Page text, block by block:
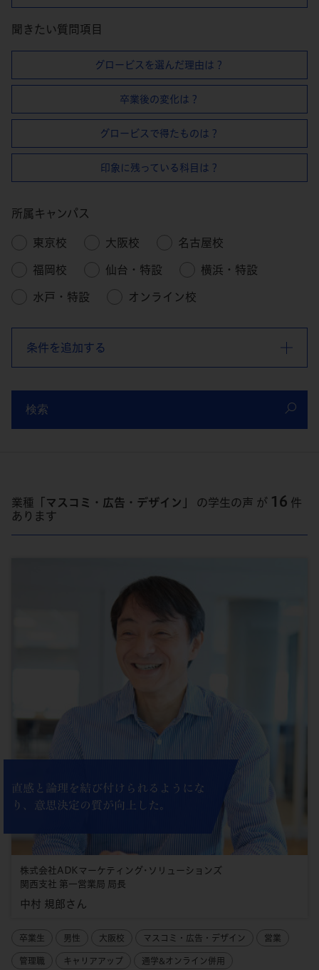
聞きたい質問項目
グロービスを選んだ理由は？
卒業後の変化は？
グロービスで得たものは？
印象に残っている科目は？
所属キャンパス
東京校 大阪校 名古屋校
福岡校 仙台・特設 横浜・特設
水戸・特設 オンライン校
条件を追加する
検索
業種 「マスコミ・広告・デザイン」 の学生の声 が 16 件
あります
直感と論理を結び付けられるようにな
り、意思決定の質が向上した。
株式会社ADKマーケティング･ソリューションズ
関西支社 第一営業局 局長
中村 規郎さん
卒業生 男性 大阪校 マスコミ・広告・デザイン 営業
管理職 キャリアアップ 通学&オンライン併用